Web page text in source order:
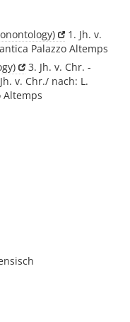
1. Jh. v.
Palazzo Altemps
3. Jh. v. Chr. -
v. Chr./ nach: L.
Altemps